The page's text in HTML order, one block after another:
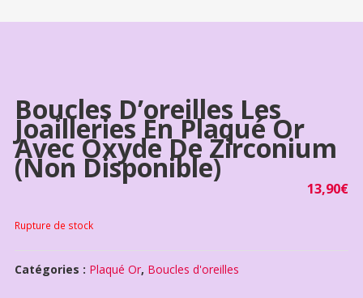
Boucles D’oreilles Les
Joailleries En Plaqué Or
Avec Oxyde De Zirconium
(non Disponible)
13,90€
Rupture de stock
Catégories : Plaqué Or, Boucles d'oreilles